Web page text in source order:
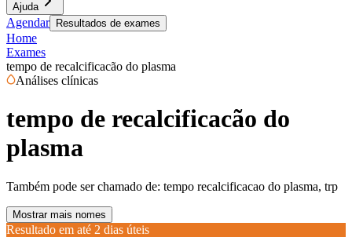
Ajuda
Agendar Resultados de exames
Home
Exames
tempo de recalcificacão do plasma
Análises clínicas
tempo de recalcificacão do
plasma
Também pode ser chamado de: tempo recalcificacao do plasma, trp
Mostrar mais nomes
Resultado em até 2 dias úteis